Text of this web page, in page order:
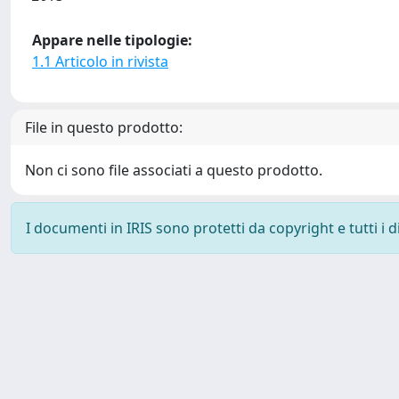
Appare nelle tipologie:
1.1 Articolo in rivista
File in questo prodotto:
Non ci sono file associati a questo prodotto.
I documenti in IRIS sono protetti da copyright e tutti i